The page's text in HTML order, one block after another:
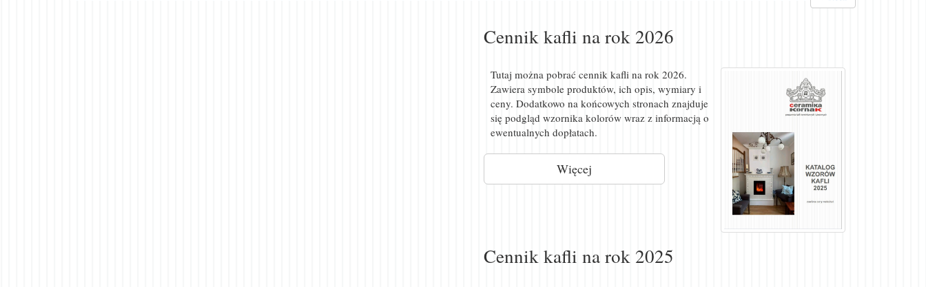
Cennik kafli na rok 2026
Tutaj można pobrać cennik kafli na rok 2026.
Zawiera symbole produktów, ich opis, wymiary i
ceny. Dodatkowo na końcowych stronach znajduje
się podgląd wzornika kolorów wraz z informacją o
ewentualnych dopłatach.
Więcej
Cennik kafli na rok 2025